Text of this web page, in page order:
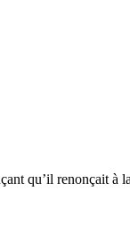
qu’il renonçait à